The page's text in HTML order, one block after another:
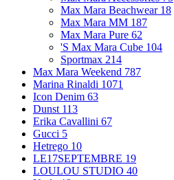
Max Mara Beachwear 18
Max Mara MM 187
Max Mara Pure 62
'S Max Mara Cube 104
Sportmax 214
Max Mara Weekend 787
Marina Rinaldi 1071
Icon Denim 63
Dunst 113
Erika Cavallini 67
Gucci 5
Hetrego 10
LE17SEPTEMBRE 19
LOULOU STUDIO 40